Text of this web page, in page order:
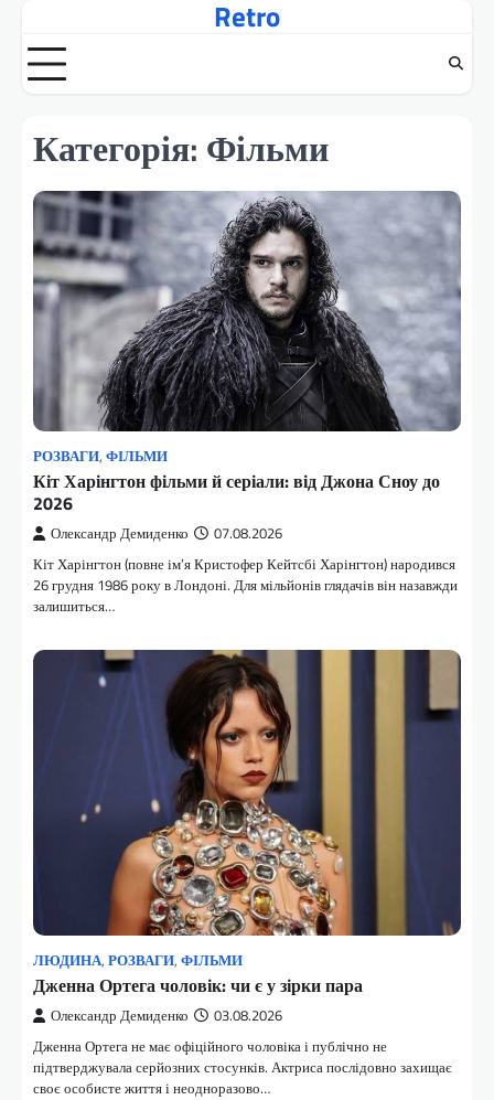
вмісту
Retro
Категорія: Фільми
РОЗВАГИ, ФІЛЬМИ
Кіт Харінгтон фільми й серіали: від Джона Сноу до
2026
Олександр Демиденко 07.08.2026
Кіт Харінгтон (повне ім’я Кристофер Кейтсбі Харінгтон) народився
26 грудня 1986 року в Лондоні. Для мільйонів глядачів він назавжди
залишиться…
ЛЮДИНА, РОЗВАГИ, ФІЛЬМИ
Дженна Ортега чоловік: чи є у зірки пара
Олександр Демиденко 03.08.2026
Дженна Ортега не має офіційного чоловіка і публічно не
підтверджувала серйозних стосунків. Актриса послідовно захищає
своє особисте життя і неодноразово…